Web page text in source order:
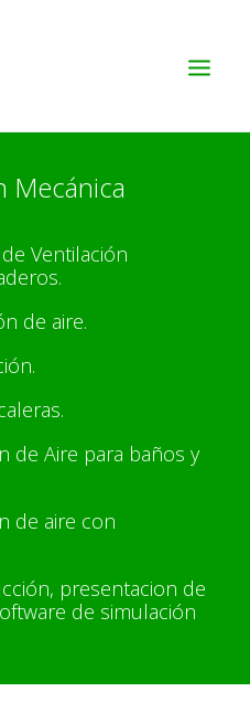
Mecánica
Ventilación
de aire.
de Aire para baños y
de aire con
presentacion de
de simulación